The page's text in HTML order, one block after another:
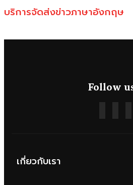
บริการจัดส่งข่าวภาษาอังกฤษ
Follow
เกี่ยวกับเรา